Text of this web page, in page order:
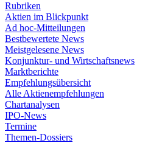
Rubriken
Aktien im Blickpunkt
Ad hoc-Mitteilungen
Bestbewertete News
Meistgelesene News
Konjunktur- und Wirtschaftsnews
Marktberichte
Empfehlungsübersicht
Alle Aktienempfehlungen
Chartanalysen
IPO-News
Termine
Themen-Dossiers